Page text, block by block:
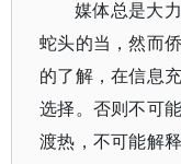
媒体总是大
蛇头的当，然而
的了解，在信息
选择。否则不可
渡热，不可能解